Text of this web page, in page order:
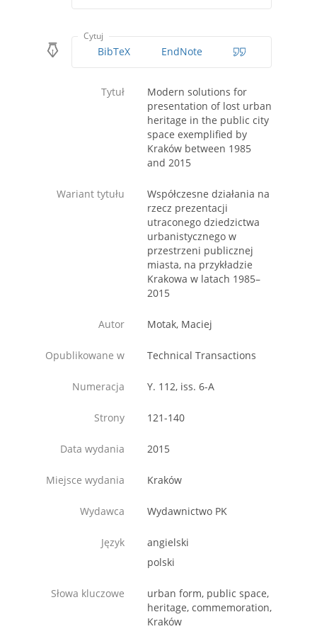
Cytuj
BibTeX EndNote
Tytuł
Modern solutions for
presentation of lost urban
heritage in the public city
space exemplified by
Kraków between 1985
and 2015
Wariant tytułu
Współczesne działania na
rzecz prezentacji
utraconego dziedzictwa
urbanistycznego w
przestrzeni publicznej
miasta, na przykładzie
Krakowa w latach 1985–
2015
Autor Motak, Maciej
Opublikowane w Technical Transactions
Numeracja Y. 112, iss. 6-A
Strony 121-140
Data wydania 2015
Miejsce wydania Kraków
Wydawca Wydawnictwo PK
Język
angielski
polski
Słowa kluczowe
urban form, public space,
heritage, commemoration,
Kraków